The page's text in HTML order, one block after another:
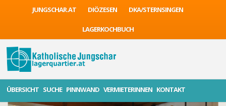
JUNGSCHAR.AT DIÖZESEN DKA/STERNSINGEN
LAGERKOCHBUCH
ÜBERSICHT SUCHE PINNWAND VERMIETERINNEN KONTAKT